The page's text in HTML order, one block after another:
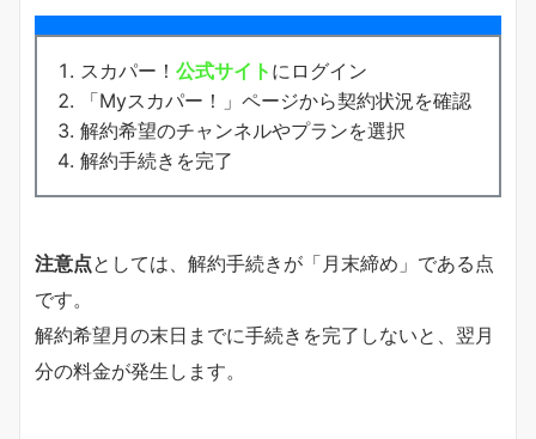
スカパー！ 公式サイト にログイン
「Myスカパー！」ページから契約状況を確認
解約希望のチャンネルやプランを選択
解約手続きを完了
注意点としては、解約手続きが「月末締め」である点
です。
解約希望月の末日までに手続きを完了しないと、翌月
分の料金が発生します。